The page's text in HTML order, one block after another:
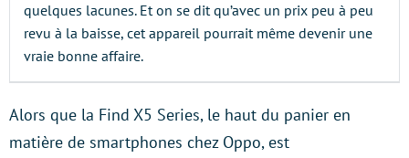
quelques lacunes. Et on se dit qu’avec un prix peu à peu
revu à la baisse, cet appareil pourrait même devenir une
vraie bonne affaire.
Alors que la Find X5 Series, le haut du panier en
matière de smartphones chez Oppo, est